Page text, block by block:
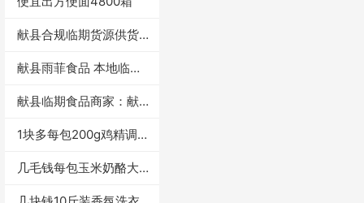
献县合规临期货源供货商
献县雨菲食品 本地临期
献县临期食品商家：献县
1块多每包200g鸡精调味
几毛钱每包玉米奶酪大虾